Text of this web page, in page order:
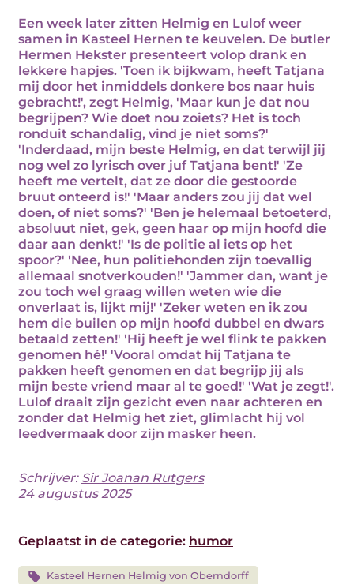
Een week later zitten Helmig en Lulof weer
samen in Kasteel Hernen te keuvelen. De butler
Hermen Hekster presenteert volop drank en
lekkere hapjes. 'Toen ik bijkwam, heeft Tatjana
mij door het inmiddels donkere bos naar huis
gebracht!', zegt Helmig, 'Maar kun je dat nou
begrijpen? Wie doet nou zoiets? Het is toch
ronduit schandalig, vind je niet soms?'
'Inderdaad, mijn beste Helmig, en dat terwijl jij
nog wel zo lyrisch over juf Tatjana bent!' 'Ze
heeft me vertelt, dat ze door die gestoorde
bruut onteerd is!' 'Maar anders zou jij dat wel
doen, of niet soms?' 'Ben je helemaal betoeterd,
absoluut niet, gek, geen haar op mijn hoofd die
daar aan denkt!' 'Is de politie al iets op het
spoor?' 'Nee, hun politiehonden zijn toevallig
allemaal snotverkouden!' 'Jammer dan, want je
zou toch wel graag willen weten wie die
onverlaat is, lijkt mij!' 'Zeker weten en ik zou
hem die builen op mijn hoofd dubbel en dwars
betaald zetten!' 'Hij heeft je wel flink te pakken
genomen hé!' 'Vooral omdat hij Tatjana te
pakken heeft genomen en dat begrijp jij als
mijn beste vriend maar al te goed!' 'Wat je zegt!'.
Lulof draait zijn gezicht even naar achteren en
zonder dat Helmig het ziet, glimlacht hij vol
leedvermaak door zijn masker heen.
Schrijver: Sir Joanan Rutgers
24 augustus 2025
Geplaatst in de categorie: humor
Kasteel Hernen Helmig von Oberndorff